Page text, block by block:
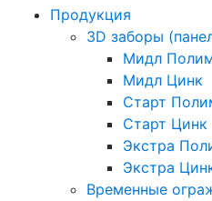
Продукция
3D заборы
Мидл
Мидл Цинк
Старт
Старт Цинк
Экстра
Экстра
Временные